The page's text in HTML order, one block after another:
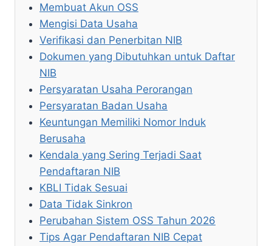
Membuat Akun OSS
Mengisi Data Usaha
Verifikasi dan Penerbitan NIB
Dokumen yang Dibutuhkan untuk Daftar
NIB
Persyaratan Usaha Perorangan
Persyaratan Badan Usaha
Keuntungan Memiliki Nomor Induk
Berusaha
Kendala yang Sering Terjadi Saat
Pendaftaran NIB
KBLI Tidak Sesuai
Data Tidak Sinkron
Perubahan Sistem OSS Tahun 2026
Tips Agar Pendaftaran NIB Cepat